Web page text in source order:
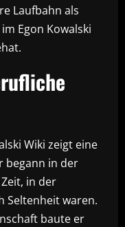
Laufbahn als
Egon Kowalski
Wiki zeigt eine
begann in der
in der
Seltenheit waren.
baute er